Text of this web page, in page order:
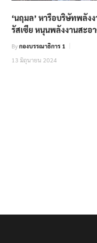
‘นฤมล’ หารือบริษัทพลัง
รัสเซีย หนุนพลังงานสะอ
Byกองบรรณาธิการ 1
13 มิถุนายน 2024